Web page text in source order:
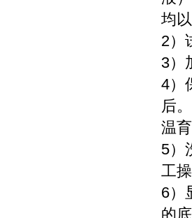
均
2）
3）
4）
后
温育
5）
工
6）
的